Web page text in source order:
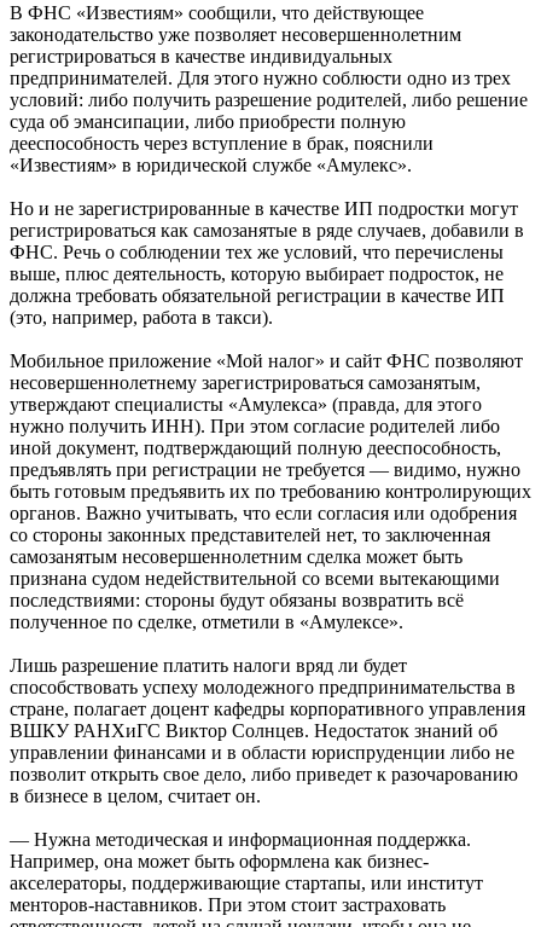
В ФНС «Известиям» сообщили, что действующее
законодательство уже позволяет несовершеннолетним
регистрироваться в качестве индивидуальных
предпринимателей. Для этого нужно соблюсти одно из трех
условий: либо получить разрешение родителей, либо решение
суда об эмансипации, либо приобрести полную
дееспособность через вступление в брак, пояснили
«Известиям» в юридической службе «Амулекс».
Но и не зарегистрированные в качестве ИП подростки могут
регистрироваться как самозанятые в ряде случаев, добавили в
ФНС. Речь о соблюдении тех же условий, что перечислены
выше, плюс деятельность, которую выбирает подросток, не
должна требовать обязательной регистрации в качестве ИП
(это, например, работа в такси).
Мобильное приложение «Мой налог» и сайт ФНС позволяют
несовершеннолетнему зарегистрироваться самозанятым,
утверждают специалисты «Амулекса» (правда, для этого
нужно получить ИНН). При этом согласие родителей либо
иной документ, подтверждающий полную дееспособность,
предъявлять при регистрации не требуется — видимо, нужно
быть готовым предъявить их по требованию контролирующих
органов. Важно учитывать, что если согласия или одобрения
со стороны законных представителей нет, то заключенная
самозанятым несовершеннолетним сделка может быть
признана судом недействительной со всеми вытекающими
последствиями: стороны будут обязаны возвратить всё
полученное по сделке, отметили в «Амулексе».
Лишь разрешение платить налоги вряд ли будет
способствовать успеху молодежного предпринимательства в
стране, полагает доцент кафедры корпоративного управления
ВШКУ РАНХиГС Виктор Солнцев. Недостаток знаний об
управлении финансами и в области юриспруденции либо не
позволит открыть свое дело, либо приведет к разочарованию
в бизнесе в целом, считает он.
— Нужна методическая и информационная поддержка.
Например, она может быть оформлена как бизнес-
акселераторы, поддерживающие стартапы, или институт
менторов-наставников. При этом стоит застраховать